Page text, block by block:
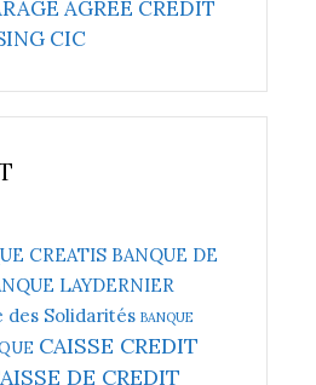
AGREE CREDIT
CIC
CREATIS BANQUE DE
LAYDERNIER
des Solidarités BANQUE
CAISSE CREDIT
DE CREDIT